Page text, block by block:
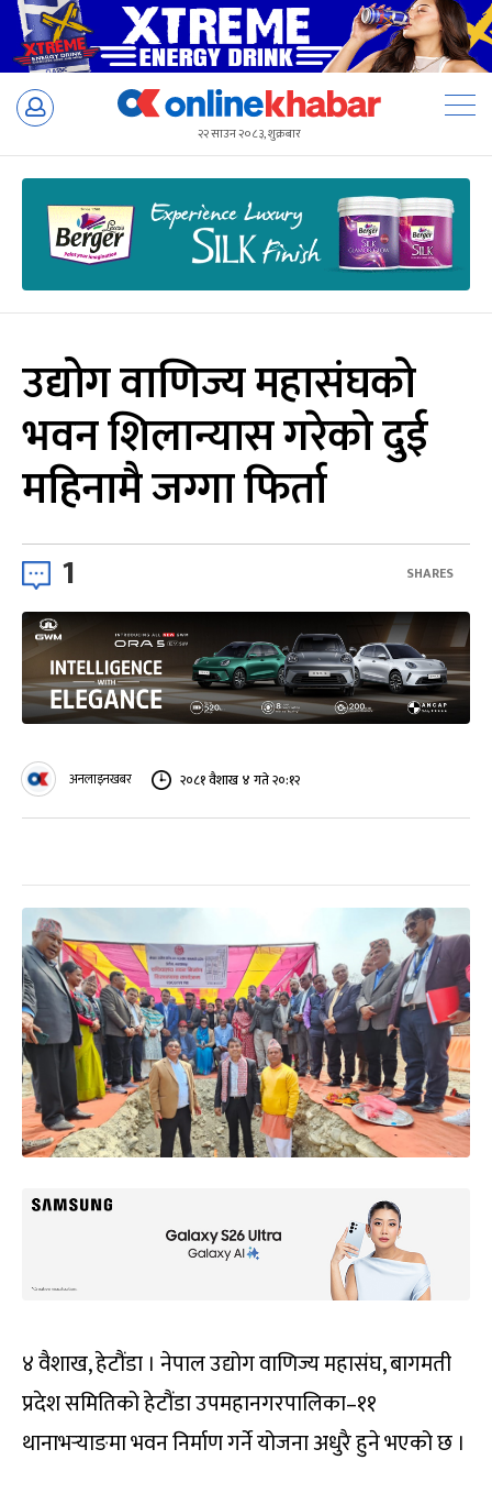
Skip
२२ साउन २०८३, शुक्रबार
उद्योग वाणिज्य महासंघको
भवन शिलान्यास गरेको दुई
महिनामै जग्गा फिर्ता
1 SHARES
अनलाइनखबर २०८१ वैशाख ४ गते २०:१२
४ वैशाख, हेटौंडा । नेपाल उद्योग वाणिज्य महासंघ, बागमती
प्रदेश समितिको हेटौंडा उपमहानगरपालिका–११
थानाभर्‍याङमा भवन निर्माण गर्ने योजना अधुरै हुने भएको छ ।